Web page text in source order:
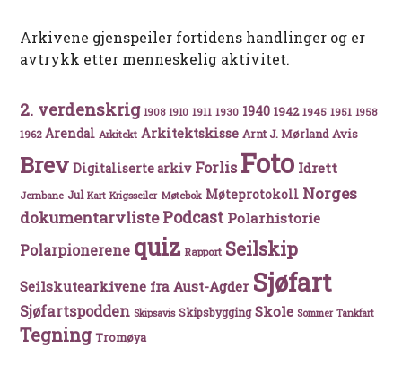
Arkivene gjenspeiler fortidens handlinger og er
avtrykk etter menneskelig aktivitet.
2. verdenskrig 1908 1910 1911 1930 1940 1942 1945 1951 1958
1962 Arendal Arkitekt Arkitektskisse Arnt J. Mørland Avis
Brev Digitaliserte arkiv Forlis Foto Idrett
Jernbane Jul Kart Krigsseiler Møtebok Møteprotokoll Norges
dokumentarvlistePodcast Polarhistorie
Polarpionerene quiz Rapport Seilskip
Seilskutearkivene fra Aust-Agder Sjøfart
Sjøfartspodden Skipsavis Skipsbygging Skole Sommer Tankfart
Tegning Tromøya